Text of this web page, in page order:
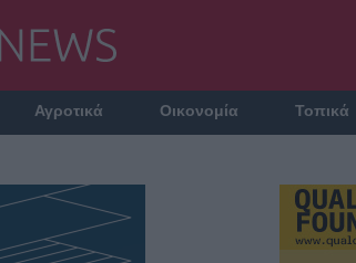
Αγροτικά Οικονομία Τοπικά